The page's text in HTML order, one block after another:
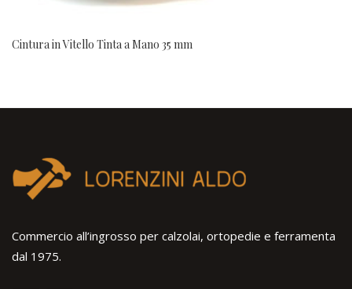
Cintura in Vitello Tinta a Mano 35 mm
Commercio all’ingrosso per calzolai, ortopedie e ferramenta
dal 1975.